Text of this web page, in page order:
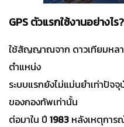
GPS ตัวแรกใช้งานอย่างไร?
ใช้สัญญาณจาก ดาวเทียมหล
ตำแหน่ง
ระบบแรกยังไม่แม่นยำเท่าปัจจุ
ของกองทัพเท่านั้น
ต่อมาใน ปี 1983 หลังเหตุการ